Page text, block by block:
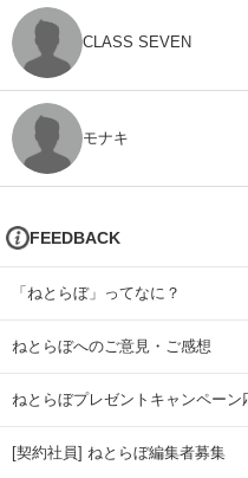
CLASS SEVEN
モナキ
FEEDBACK
「ねとらぼ」ってなに？
ねとらぼへのご意見・ご感想
ねとらぼプレゼントキャンペーン
[契約社員] ねとらぼ編集者募集